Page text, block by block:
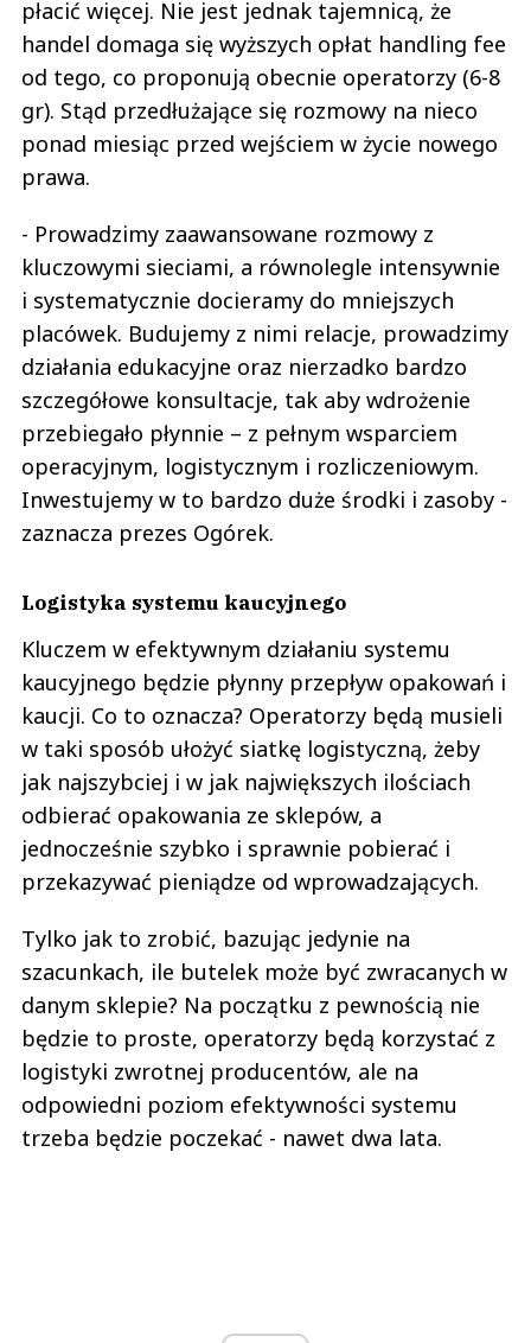
płacić więcej. Nie jest jednak tajemnicą, że
handel domaga się wyższych opłat handling fee
od tego, co proponują obecnie operatorzy (6-8
gr). Stąd przedłużające się rozmowy na nieco
ponad miesiąc przed wejściem w życie nowego
prawa.
- Prowadzimy zaawansowane rozmowy z
kluczowymi sieciami, a równolegle intensywnie
i systematycznie docieramy do mniejszych
placówek. Budujemy z nimi relacje, prowadzimy
działania edukacyjne oraz nierzadko bardzo
szczegółowe konsultacje, tak aby wdrożenie
przebiegało płynnie – z pełnym wsparciem
operacyjnym, logistycznym i rozliczeniowym.
Inwestujemy w to bardzo duże środki i zasoby -
zaznacza prezes Ogórek.
Logistyka systemu kaucyjnego
Kluczem w efektywnym działaniu systemu
kaucyjnego będzie płynny przepływ opakowań i
kaucji. Co to oznacza? Operatorzy będą musieli
w taki sposób ułożyć siatkę logistyczną, żeby
jak najszybciej i w jak największych ilościach
odbierać opakowania ze sklepów, a
jednocześnie szybko i sprawnie pobierać i
przekazywać pieniądze od wprowadzających.
Tylko jak to zrobić, bazując jedynie na
szacunkach, ile butelek może być zwracanych w
danym sklepie? Na początku z pewnością nie
będzie to proste, operatorzy będą korzystać z
logistyki zwrotnej producentów, ale na
odpowiedni poziom efektywności systemu
trzeba będzie poczekać - nawet dwa lata.